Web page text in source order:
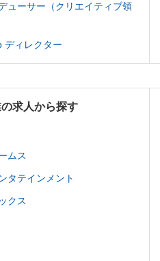
ューサー（クリエイティブ領
ディレクター
求人から探す
ムス
タテインメント
クス